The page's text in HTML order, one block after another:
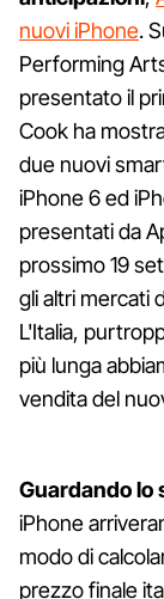
nuovi iPhone.
Performing
presentato il
Cook ha
due nuovi
iPhone 6 ed
presentati da
prossimo 19
gli altri mercati
L'Italia,
più lunga
vendita del
Guardando lo
iPhone
modo di
prezzo finale